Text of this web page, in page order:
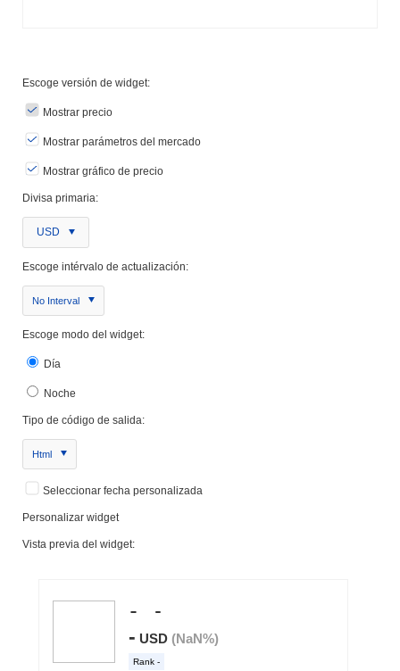
Escoge versión de widget:
Mostrar precio
Mostrar parámetros del mercado
Mostrar gráfico de precio
Divisa primaria:
USD
Escoge intérvalo de actualización:
No Interval
Escoge modo del widget:
Día
Noche
Tipo de código de salida:
Html
Seleccionar fecha personalizada
Personalizar widget
Vista previa del widget: